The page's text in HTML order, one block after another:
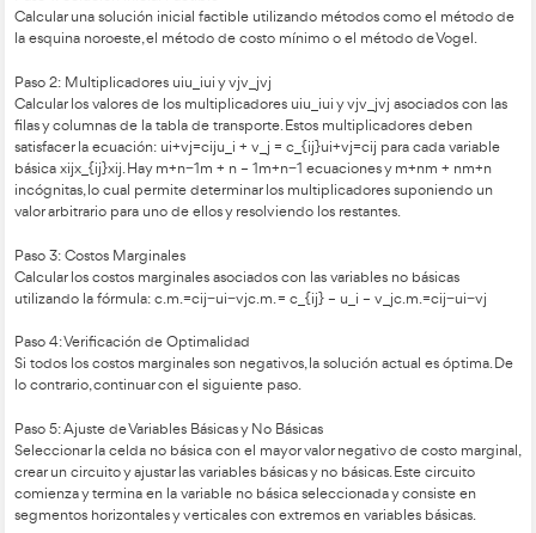
Transporte online?
El método de la distribución modificada (MODI) es una
problemas de transporte para encontrar la solución óptima,
solución inicial factible. Este método también es conocido
de los costos ficticios.
Paso 1: Solución Inicial Factible
Calcular una solución inicial factible utilizando métodos
Paso 2: Multiplicadores uiu_iui​ y vjv_jvj​
filas y columnas de la tabla de transporte. Estos
satisfacer la ecuación: ui+vj=ciju_i + v_j = c_{ij}ui​+vj​=cij​ para
básica xijx_{ij}xij​. Hay m+n−1m + n – 1m+n−1 ecuaciones y
incógnitas, lo cual permite determinar los multiplicadores